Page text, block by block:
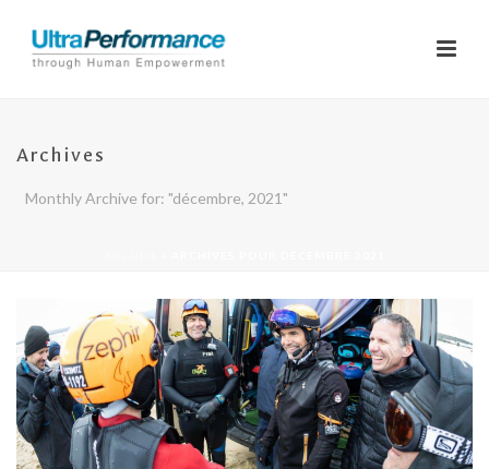
Archives
Monthly Archive for: "décembre, 2021"